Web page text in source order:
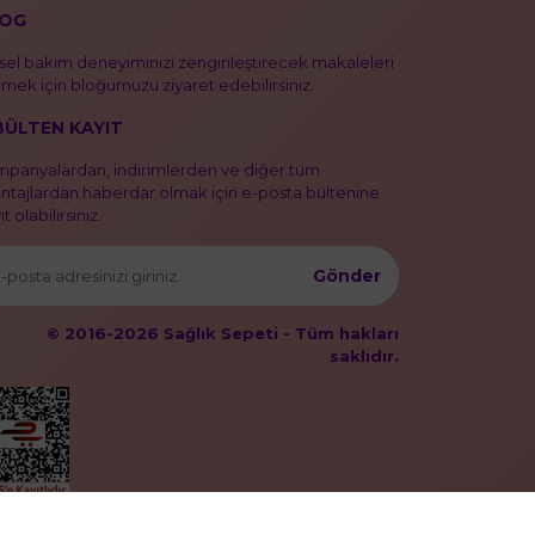
bakım deneyiminizi zenginleştirecek makaleleri
için bloğumuzu ziyaret edebilirsiniz.
KAYIT
indirimlerden ve diğer tüm
haberdar olmak için e-posta bültenine
olabilirsiniz.
Gönder
© 2016-2026 Sağlık Sepeti - Tüm hakları
saklıdır.